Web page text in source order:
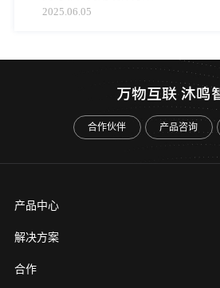
2025.06.05
万物互联 沐鸣
合作伙伴 产品咨询
产品中心
解决方案
合作